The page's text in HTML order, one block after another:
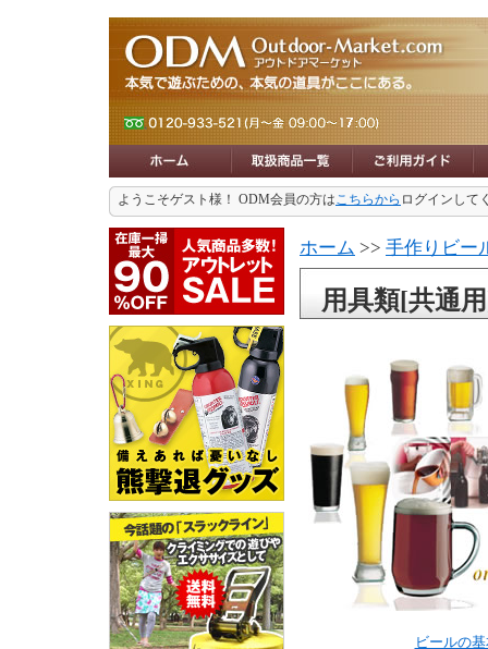
ようこそゲスト様！ ODM会員の方はこちらから ログインして
ホーム >> 手作りビー
用具類[共通
ビールの